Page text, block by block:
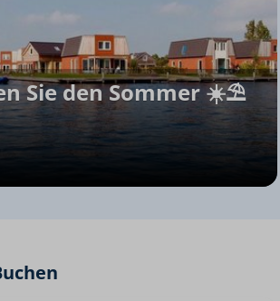
Sie den Sommer ☀️⛱️